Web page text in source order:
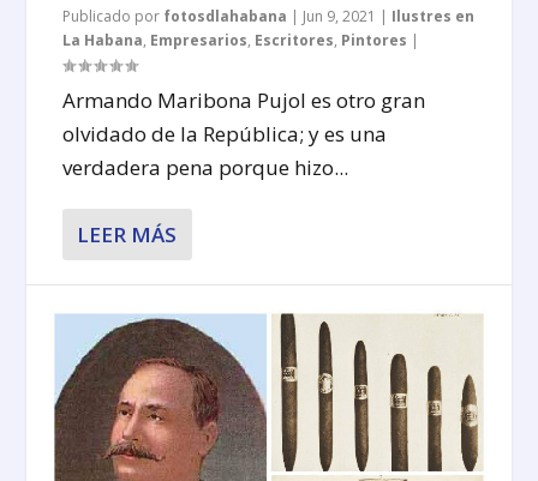
Publicado por fotosdlahabana | Jun 9, 2021 | Ilustres en
La Habana, Empresarios, Escritores, Pintores |
Armando Maribona Pujol es otro gran
olvidado de la República; y es una
verdadera pena porque hizo...
LEER MÁS